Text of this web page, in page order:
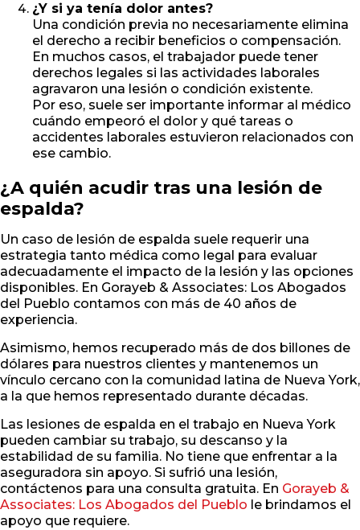
¿Y si ya tenía dolor antes?
Una condición previa no necesariamente elimina
el derecho a recibir beneficios o compensación.
En muchos casos, el trabajador puede tener
derechos legales si las actividades laborales
agravaron una lesión o condición existente.
Por eso, suele ser importante informar al médico
cuándo empeoró el dolor y qué tareas o
accidentes laborales estuvieron relacionados con
ese cambio.
¿A quién acudir tras una lesión de
espalda?
Un caso de lesión de espalda suele requerir una
estrategia tanto médica como legal para evaluar
adecuadamente el impacto de la lesión y las opciones
disponibles. En Gorayeb & Associates: Los Abogados
del Pueblo contamos con más de 40 años de
experiencia.
Asimismo, hemos recuperado más de dos billones de
dólares para nuestros clientes y mantenemos un
vínculo cercano con la comunidad latina de Nueva York,
a la que hemos representado durante décadas.
Las lesiones de espalda en el trabajo en Nueva York
pueden cambiar su trabajo, su descanso y la
estabilidad de su familia. No tiene que enfrentar a la
aseguradora sin apoyo. Si sufrió una lesión,
contáctenos para una consulta gratuita. En Gorayeb &
Associates: Los Abogados del Pueblo le brindamos el
apoyo que requiere.